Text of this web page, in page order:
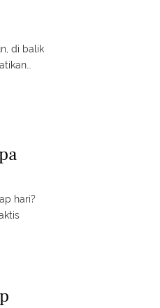
di balik
hari?